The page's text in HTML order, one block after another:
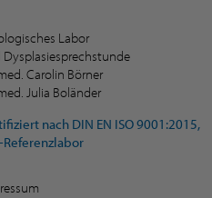
Labor
Dysplasiesprechstunde
Carolin Börner
Julia Boländer
nach DIN EN ISO 9001:2015,
Referenzlabor